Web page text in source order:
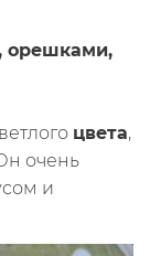
орешками,
цвета,
очень
и